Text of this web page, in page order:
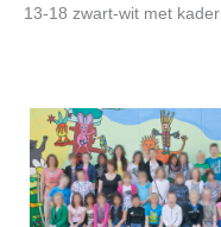
13-18 zwart-wit met kader